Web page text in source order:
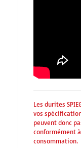
Les durites
vos
peuvent donc
conformément
consommation.